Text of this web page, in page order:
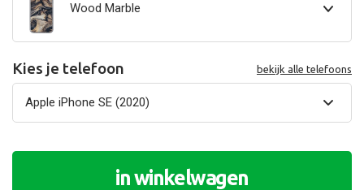
Wood Marble
Kies je telefoon bekijk alle telefoons
in winkelwagen